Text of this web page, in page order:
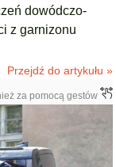
dowódczo-
z garnizonu
Przejdź do artykułu »
za pomocą gestów